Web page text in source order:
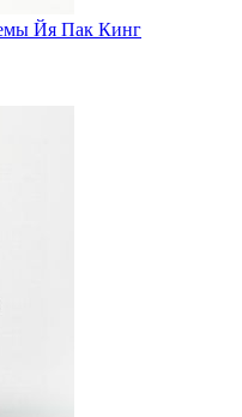
Йя Пак Кинг